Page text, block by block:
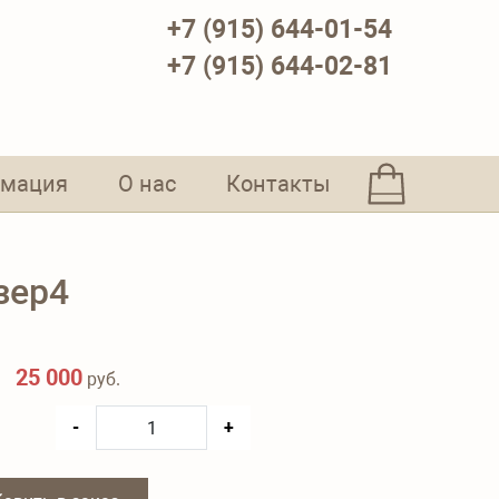
+7 (915) 644-01-54
+7 (915) 644-02-81
О нас Контакты
25 000 руб.
- +